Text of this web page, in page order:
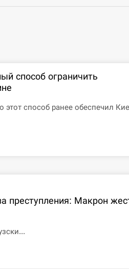
способ ограничить
этот способ ранее обеспечил
преступления: Макрон